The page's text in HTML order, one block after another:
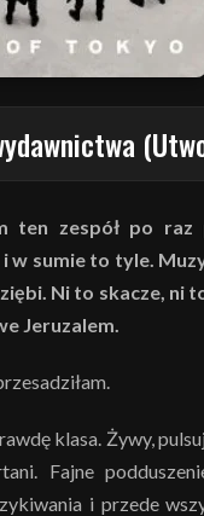
ten zespół po
w sumie to tyle.
Ni to skacze, ni
Jeruzalem.
klasa. Żywy,
Fajne
i przede